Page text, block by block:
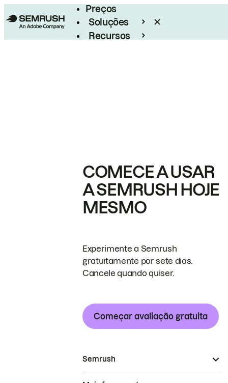
Preços
Soluções
Recursos
COMECE A USAR
A SEMRUSH HOJE
MESMO
Experimente a Semrush
gratuitamente por sete dias.
Cancele quando quiser.
Começar avaliação gratuita
Semrush